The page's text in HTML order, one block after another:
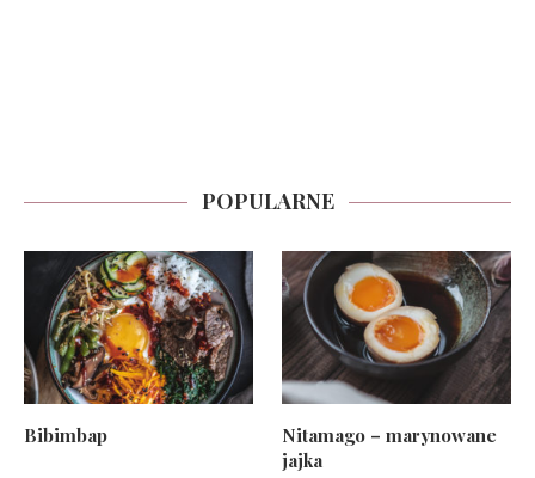
POPULARNE
Bibimbap
Nitamago – marynowane
jajka